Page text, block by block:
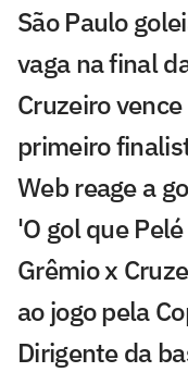
São Paulo
vaga na final
Cruzeiro
primeiro
Web reage a
'O gol que
Grêmio x
ao jogo pela
Dirigente da